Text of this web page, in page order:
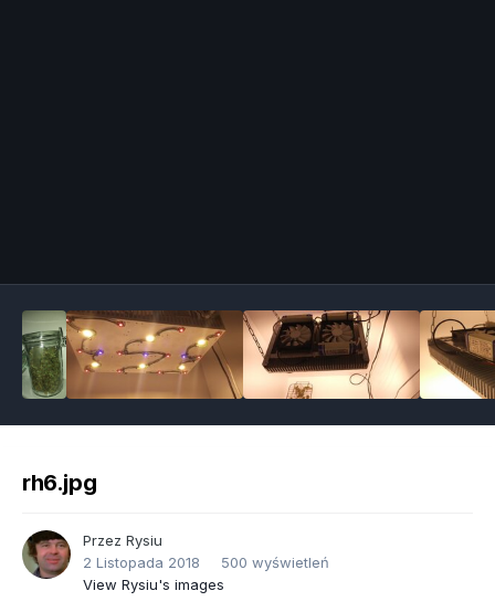
rh6.jpg
Przez Rysiu
2 Listopada 2018
500 wyświetleń
View Rysiu's images